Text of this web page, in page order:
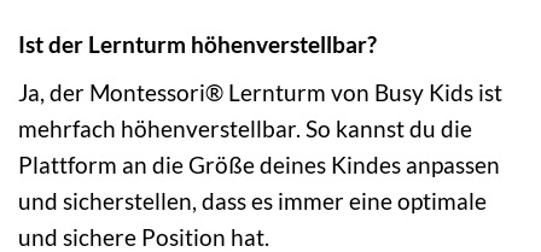
Ist der Lernturm höhenverstellbar?
Ja, der Montessori® Lernturm von Busy Kids ist
mehrfach höhenverstellbar. So kannst du die
Plattform an die Größe deines Kindes anpassen
und sicherstellen, dass es immer eine optimale
und sichere Position hat.